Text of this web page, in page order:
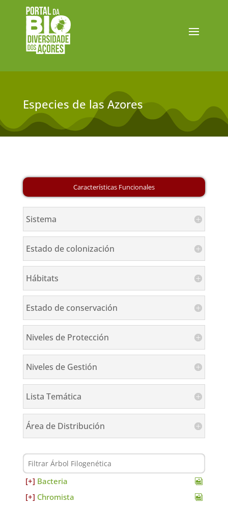
Especies de las Azores
Sistema
Estado de colonización
Hábitats
Estado de conservación
Niveles de Protección
Niveles de Gestión
Lista Temática
Área de Distribución
Bacteria
Chromista